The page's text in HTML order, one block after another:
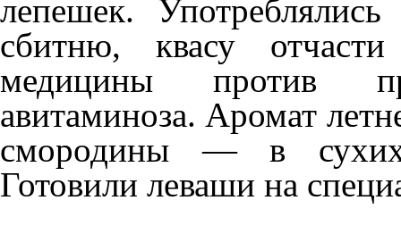
лепешек.
сбитню, квасу
медицины против
авитаминоза. Аромат
смородины — в сухих
Готовили леваши на